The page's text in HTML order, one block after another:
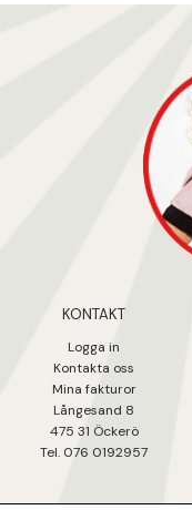
KONTAKT
Logga in
Kontakta oss
Mina fakturor
Långesand 8
475 31 Öckerö
Tel. 076 0192957